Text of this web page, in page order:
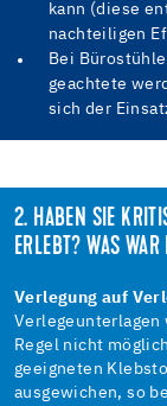
kann (diese
nachteiligen
Bei
geachtete
sich der
2. HABEN SIE
ERLEBT? WAS
Verlegung auf
Verlegeunterlagen
Regel nicht
geeigneten
ausgewichen, so